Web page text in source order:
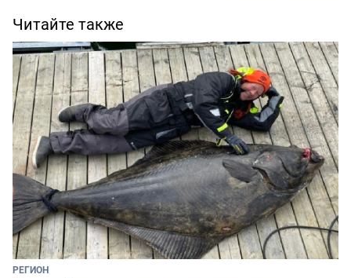
Читайте также
РЕГИОН